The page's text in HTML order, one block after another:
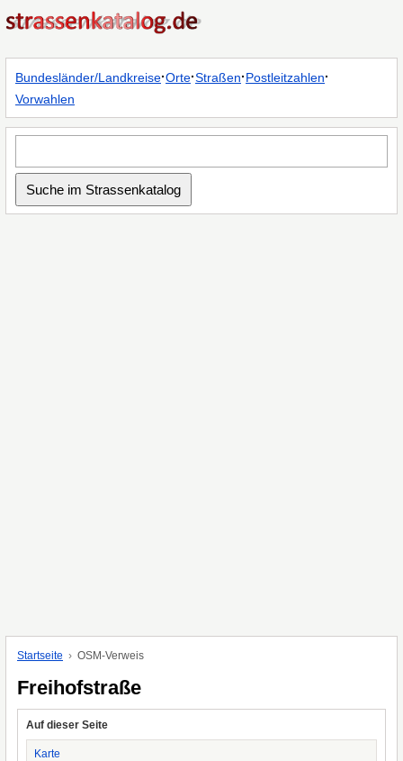
Bundesländer/Landkreise·Orte·Straßen·Postleitzahlen·
Vorwahlen
Startseite OSM-Verweis
Freihofstraße
Auf dieser Seite
Karte